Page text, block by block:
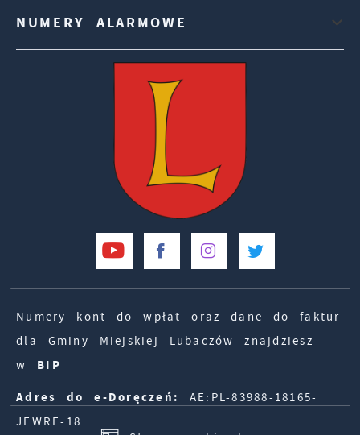
NUMERY ALARMOWE
Numery kont do wpłat oraz dane do faktur
dla Gminy Miejskiej Lubaczów znajdziesz
w BIP
Adres do e-Doręczeń:
AE:PL-83988-18165-
JEWRE-18